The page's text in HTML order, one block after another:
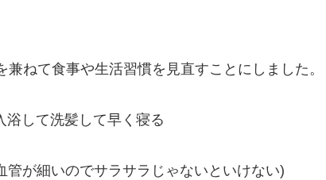
ねて食事や生活習慣を見直すことにしました。
して洗髪して早く寝る
が細いのでサラサラじゃないといけない)